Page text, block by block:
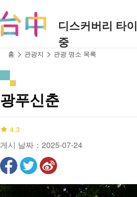
디스커버리 타이
중
홈 관광지 관광 명소 목록
광푸신춘
4.3
게시 날짜：2025-07-24